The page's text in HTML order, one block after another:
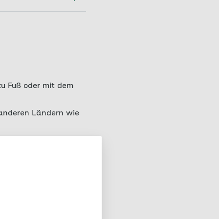
Zugangsdaten
zu AOK
durchgehend
zeigen sich in
Fuß oder mit dem
Ländern wie